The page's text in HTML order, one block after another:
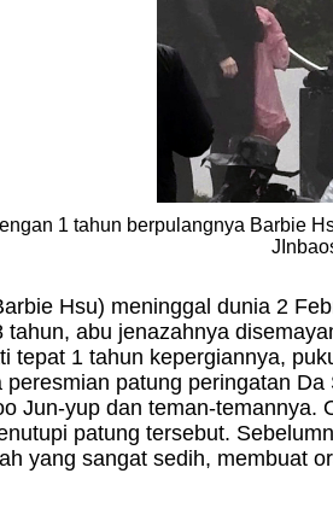
1 tahun berpulangnya Barbie
Hsu) meninggal dunia 2
tahun, abu jenazahnya
tepat 1 tahun kepergiannya,
peresmian patung peringatan
Jun-yup dan teman-temannya.
patung tersebut.
yang sangat sedih, membuat